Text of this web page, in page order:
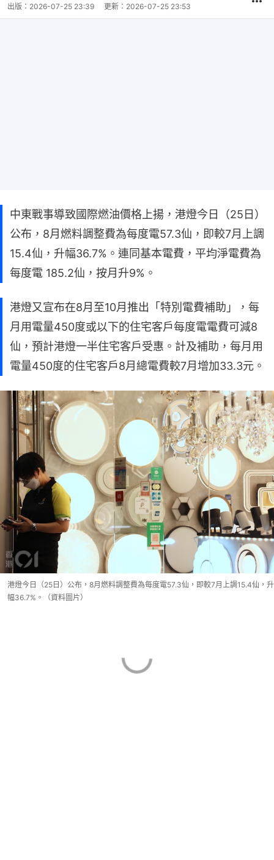
出版： 2026-07-25 23:39 更新： 2026-07-25 23:53
中東戰事導致國際燃油價格上揚，港燈今日（25日）
公布，8月燃料調整費為每度電57.3仙，即較7月上調
15.4仙，升幅36.7%。連同基本電費，平均淨電費為
每度電 185.2仙，按月升9%。
港燈又宣布在8月至10月推出「特別電費補助」，每
月用電量450度或以下的住宅客戶每度電電費可減8
仙，預計港燈一半住宅客戶受惠。計及補助，每月用
電量450度的住宅客戶8月總電費較7月增加33.3元。
港燈今日（25日）公布，8月燃料調整費為每度電57.3仙，即較7月上調15.4仙，升
幅36.7%。（資料圖片）